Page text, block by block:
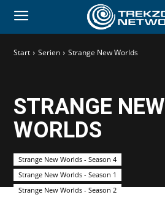
Start Serien Strange New Worlds
STRANGE NEW
WORLDS
Strange New Worlds - Season 4
Strange New Worlds - Season 1
Strange New Worlds - Season 2